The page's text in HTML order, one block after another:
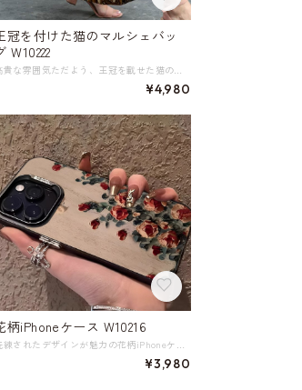
冠を付けた猫のマルシェバッ
W10222
高貴な雰囲気ただよう、王冠を載せた猫のマルシェバッグ。 どこかミステリアスで個性的なデザインが、おしゃれなあなたを引き立てます。 機能性も抜群で、大きめのサイズでたっぷりと収納できるので、お出かけや買い物のお供に最適です。 小さくたたんで持ち運びも便利です。 《サイズ》 横幅500 高さ420／マチ100／持ち手260 ※単位：mm 《素材》 ポリエステル ◇人気のおすすめアイテムをもっと見る https://shop.harmonique.net/categories/5911182 ◇商品を購入する前にこちらの【ご購入前に必ずお読みください】をご確認の上お買い求めください。 https://shop.harmonique.net/blog/2024/06/25/010751 《注意事項》 *harmoniqueではお客様からのご注文を受け、お客様の商品を製作・取り寄せしております。 *基本的にお取り寄せ商品となるため、発送までに《1～3週間前後》お時間をいただいております。 *ご覧いただいているPCやスマートフォンの画面により実物と多少色合いが異なる場合がございます。 *イメージ違いやサイズ違い等、その他お客様都合によりますキャンセル・返品交換はご遠慮ください。 トップページはこちら https://shop.harmonique.net/
¥4,980
柄iPhoneケース W10216
洗練されたデザインが魅力の花柄iPhoneケース。 ベージュベースに赤色の花が描かれており、どんなスタイルにもなじむ一品。 手にとるたびに心が落ち着くようなデザインです。 《サイズ》 iPhone 15 iPhone 15plus iPhone 15pro iPhone 15pro max iPhone 14 iPhone 14plus iPhone 14pro iPhone 14pro max iPhone 13 iPhone 13pro iPhone 13pro max iPhone 12 iPhone 12pro iPhone 12pro max iPhone 11 iPhone 11pro iPhone 11pro max iPhone XS max iPhone XS iPhone X iPhone 8 iPhone 8 plus iPhone 7 iPhone 7 plus 《素材》 シリコーンアクリル ◇人気のおすすめアイテムをもっと見る https://shop.harmonique.net/categories/5911182 ◇商品を購入する前にこちらの【ご購入前に必ずお読みください】をご確認の上お買い求めください。 https://shop.harmonique.net/blog/2024/06/25/010751 《注意事項》 *harmoniqueではお客様からのご注文を受け、お客様の商品を製作・取り寄せしております。 *基本的にお取り寄せ商品となるため、発送までに《1～3週間前後》お時間をいただいております。 *ご覧いただいているPCやスマートフォンの画面により実物と多少色合いが異なる場合がございます。 *イメージ違いやサイズ違い等、その他お客様都合によりますキャンセル・返品交換はご遠慮ください。 トップページはこちら https://shop.harmonique.net/
¥3,980